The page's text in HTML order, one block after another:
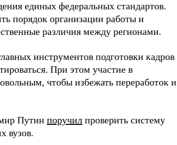
единых федеральных стандартов.
порядок организации работы и
различия между регионами.
инструментов подготовки кадров
При этом участие в
чтобы избежать переработок и
Путин поручил проверить систему
вузов.